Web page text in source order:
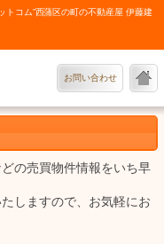
トコム”西蒲区の町の不動産屋 伊藤建
お問い合わせ
の売買物件情報をいち早
しますので、お気軽にお